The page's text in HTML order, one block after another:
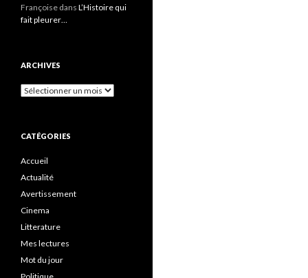
Françoise dans L’Histoire qui
fait pleurer…
ARCHIVES
Archives
CATÉGORIES
Accueil
Actualité
Avertissement
Cinema
Litterature
Mes lectures
Mot du jour